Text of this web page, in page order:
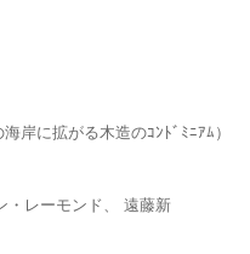
岸に拡がる木造のｺﾝﾄﾞﾐﾆｱﾑ）
・レーモンド、 遠藤新